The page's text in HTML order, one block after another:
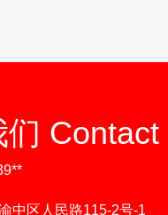
们 Contact
中区人民路115-2号-1